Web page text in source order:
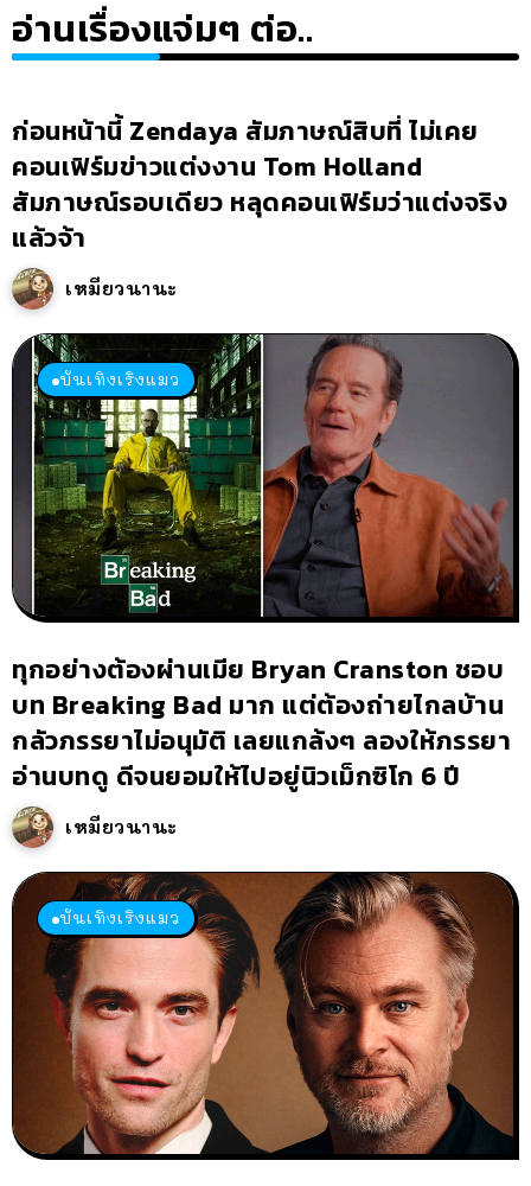
อ่านเรื่องแจ่มๆ ต่อ..
ก่อนหน้านี้ Zendaya สัมภาษณ์สิบที่ ไม่เคย
คอนเฟิร์มข่าวแต่งงาน Tom Holland
สัมภาษณ์รอบเดียว หลุดคอนเฟิร์มว่าแต่งจริง
แล้วจ้า
เหมียวนานะ
บันเทิงเริงแมว
ทุกอย่างต้องผ่านเมีย Bryan Cranston ชอบ
บท Breaking Bad มาก แต่ต้องถ่ายไกลบ้าน
กลัวภรรยาไม่อนุมัติ เลยแกล้งๆ ลองให้ภรรยา
อ่านบทดู ดีจนยอมให้ไปอยู่นิวเม็กซิโก 6 ปี
เหมียวนานะ
บันเทิงเริงแมว